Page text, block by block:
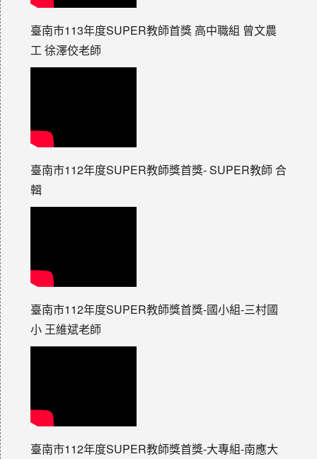
臺南市113年度SUPER教師首獎 高中職組 曾文農
工 徐澤佼老師
臺南市112年度SUPER教師獎首獎- SUPER教師 合
輯
臺南市112年度SUPER教師獎首獎-國小組-三村國
小 王維斌老師
臺南市112年度SUPER教師獎首獎-大專組-南應大